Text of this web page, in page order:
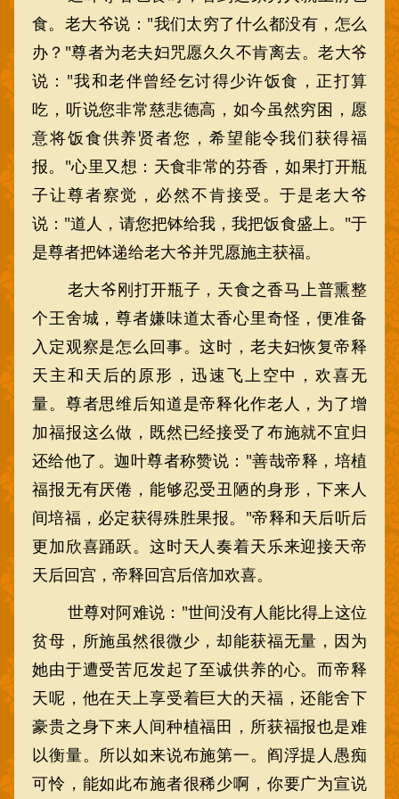
食。老大爷说："我们太穷了什么都没有，怎么
办？"尊者为老夫妇咒愿久久不肯离去。老大爷
说："我和老伴曾经乞讨得少许饭食，正打算
吃，听说您非常慈悲德高，如今虽然穷困，愿
意将饭食供养贤者您，希望能令我们获得福
报。"心里又想：天食非常的芬香，如果打开瓶
子让尊者察觉，必然不肯接受。于是老大爷
说："道人，请您把钵给我，我把饭食盛上。"于
是尊者把钵递给老大爷并咒愿施主获福。
老大爷刚打开瓶子，天食之香马上普熏整
个王舍城，尊者嫌味道太香心里奇怪，便准备
入定观察是怎么回事。这时，老夫妇恢复帝释
天主和天后的原形，迅速飞上空中，欢喜无
量。尊者思维后知道是帝释化作老人，为了增
加福报这么做，既然已经接受了布施就不宜归
还给他了。迦叶尊者称赞说："善哉帝释，培植
福报无有厌倦，能够忍受丑陋的身形，下来人
间培福，必定获得殊胜果报。"帝释和天后听后
更加欣喜踊跃。这时天人奏着天乐来迎接天帝
天后回宫，帝释回宫后倍加欢喜。
世尊对阿难说："世间没有人能比得上这位
贫母，所施虽然很微少，却能获福无量，因为
她由于遭受苦厄发起了至诚供养的心。而帝释
天呢，他在天上享受着巨大的天福，还能舍下
豪贵之身下来人间种植福田，所获福报也是难
以衡量。所以如来说布施第一。阎浮提人愚痴
可怜，能如此布施者很稀少啊，你要广为宣说